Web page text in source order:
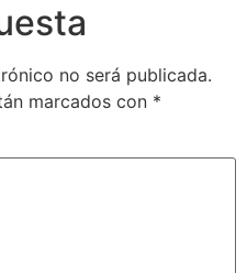
no será publicada.
marcados con *